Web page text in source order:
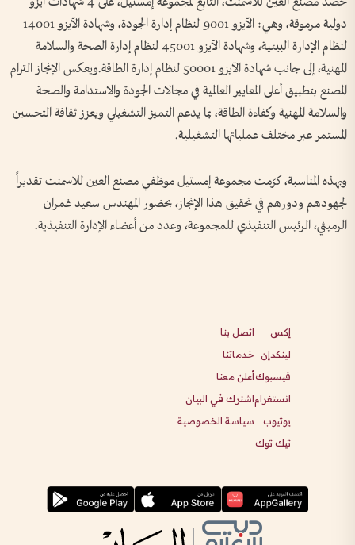
دولية مرموقة، وهي: الآيزو 9001 لنظام إدارة الجودة، وشهادة الآيزو 14001
لنظام الإدارة البيئية، وشهادة الآيزو 45001 لنظام إدارة الصحة والسلامة
المهنية، إلى جانب شهادة الآيزو 50001 لنظام إدارة الطاقة.ويعكس الإنجاز التزام
المصنع بتطبيق أعلى المعايير العالمية في مجالات الجودة والاستدامة والصحة
والسلامة المهنية وكفاءة الطاقة، بما يدعم التميز التشغيلي ويعزز ثقافة التحسين
المستمر عبر مختلف عملياتها التشغيلية.
وبهذه المناسبة، كرّمت مجموعة إمستيل موظفي مصنع العين للاسمنت تقديراً
لجهودهم ودورهم في تحقيق هذا الإنجاز، بحضور المهندس سعيد غمران
الرميثي، الرئيس التنفيذي للمجموعة، وعدد من أعضاء الإدارة التنفيذية.
إكس
لينكدإن
فيسبوك
انستغرام
يوتيوب
تيك توك
اتصل بنا
خدماتنا
أعلن معنا
اشترك في البيان
سياسة الخصوصية